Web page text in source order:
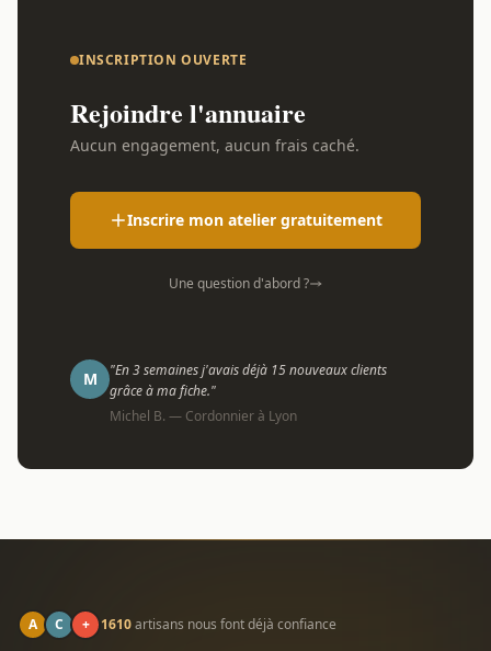
INSCRIPTION OUVERTE
Rejoindre l'annuaire
Aucun engagement, aucun frais caché.
Inscrire mon atelier gratuitement
Une question d'abord ?
M
"En 3 semaines j'avais déjà 15 nouveaux clients
grâce à ma fiche."
Michel B. — Cordonnier à Lyon
A C + 1610artisans nous font déjà confiance